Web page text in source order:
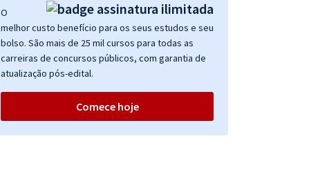
O
melhor custo benefício para os seus estudos e seu
bolso. São mais de 25 mil cursos para todas as
carreiras de concursos públicos, com garantia de
atualização pós-edital.
Comece hoje